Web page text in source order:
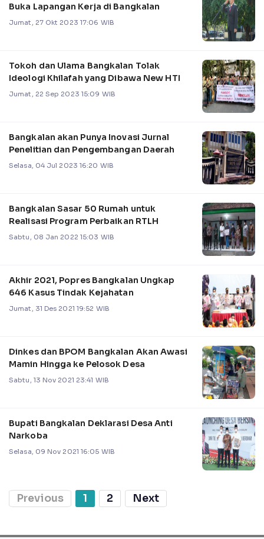
Buka Lapangan Kerja di Bangkalan
Jumat, 27 Okt 2023 17:06 WIB
Tokoh dan Ulama Bangkalan Tolak
Ideologi Khilafah yang Dibawa New HTI
Jumat, 22 Sep 2023 15:09 WIB
Bangkalan akan Punya Inovasi Jurnal
Penelitian dan Pengembangan Daerah
Selasa, 04 Jul 2023 16:20 WIB
Bangkalan Sasar 50 Rumah untuk
Realisasi Program Perbaikan RTLH
Sabtu, 08 Jan 2022 15:03 WIB
Akhir 2021, Popres Bangkalan Ungkap
646 Kasus Tindak Kejahatan
Jumat, 31 Des 2021 19:52 WIB
Dinkes dan BPOM Bangkalan Akan Awasi
Mamin Hingga ke Pelosok Desa
Sabtu, 13 Nov 2021 23:41 WIB
Bupati Bangkalan Deklarasi Desa Anti
Narkoba
Selasa, 09 Nov 2021 16:05 WIB
Previous 1 2 Next